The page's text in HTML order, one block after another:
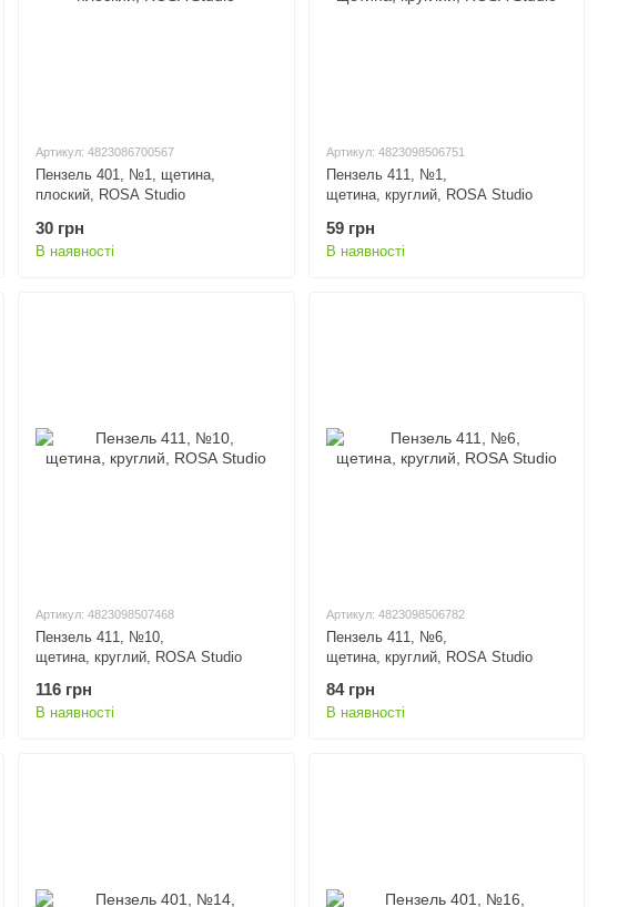
Артикул: 4823086700567
Пензель 401, №1, щетина,
плоский, ROSA Studio
30 грн
В наявності
Артикул: 4823098506751
Пензель 411, №1,
щетина, круглий, ROSA Studio
59 грн
В наявності
Артикул: 4823098507468
Пензель 411, №10,
щетина, круглий, ROSA Studio
116 грн
В наявності
Артикул: 4823098506782
Пензель 411, №6,
щетина, круглий, ROSA Studio
84 грн
В наявності